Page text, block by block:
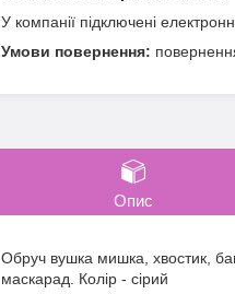
У компанії підключені
Опис
Обруч вушка мишка, хвостик,
маскарад. Колір - сірий